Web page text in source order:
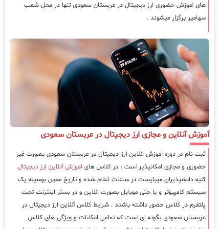
های اموزش حضوری ارز دیجیتال در عربستان سعودی تنها در محل شعب
سهامیر برگزار میشوند .
آموزش آنلاین و مجازی ارز دیجیتال در عربستان سعودی
ثبت نام در دوره اموزش انلاین ارز دیجیتال در عربستان سعودی بصورت غیر
حضوری و مجازی امکانپذیر است ، در کلاس های اموزش آنلاین ارز دیجیتال
کلیه دانشپذیران میبایست در ساعات اعلام شده و تاریخ معین بوسیله یک
سیستم کامپیوتر و یا حتی موبایل بصورت انلاین و در بستر اینترنت تحت
پلتفرم در کلاس حضور داشته باشند . شرایط کلاس آنلاین ارز دیجیتال در
عربستان سعودی بگونه ای است که تمامی امکانات و ویژگی های کلاس